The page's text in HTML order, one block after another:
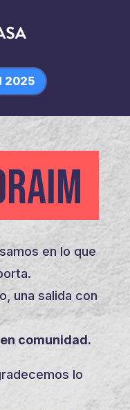
2025
en lo que
una salida con
comunidad.
lo